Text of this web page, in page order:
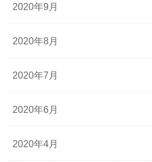
2020年9月
2020年8月
2020年7月
2020年6月
2020年4月